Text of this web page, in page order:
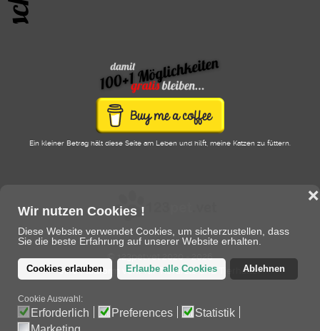
Wir nutzen Cookies !
Diese Website verwendet Cookies, um sicherzustellen, dass
Sie die beste Erfahrung auf unserer Website erhalten.
Cookies erlauben Erlaube alle Cookies Ablehnen
❌
Cookie Auswahl:
Erforderlich Preferences
Statistik
Ein kleiner Betrag hält diese Seite am Leben und hilft, meine Katzen zu füttern.
© 123pet.vet 2020 - 2026
eine Plattform von/für Tierärzte und Tierhalter